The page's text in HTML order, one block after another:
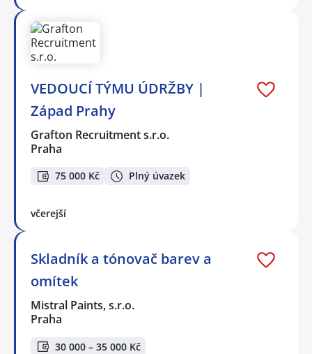
VEDOUCÍ TÝMU ÚDRŽBY |
Západ Prahy
Grafton Recruitment s.r.o.
Praha
75 000 Kč Plný úvazek
včerejší
Skladník a tónovač barev a
omítek
Mistral Paints, s.r.o.
Praha
30 000 – 35 000 Kč